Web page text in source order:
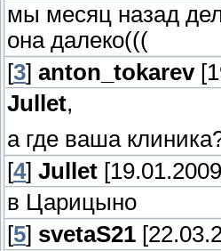
мы месяц назад
она далеко(((
[3] anton_tokarev
Jullet,
а где ваша
[4] Jullet
в Царицыно
[5] svetaS21